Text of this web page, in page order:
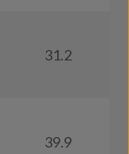
31.2
39.9